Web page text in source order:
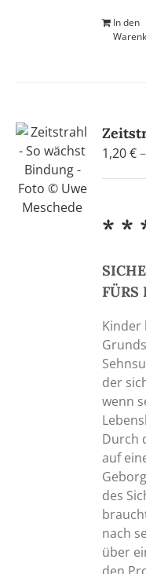
In den
1,20€
* *
FÜRS
Kinder
der
wenn
Durch
auf
des
nach
über